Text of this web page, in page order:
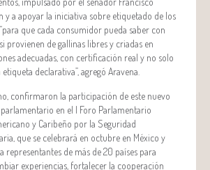
y a apoyar la iniciativa sobre etiquetado de los
que cada consumidor pueda saber con
provienen de gallinas libres y criadas en
adecuadas, con certificación real y no solo
declarativa”, agregó Aravena.
confirmaron la participación de este nuevo
en el I Foro Parlamentario
y Caribeño por la Seguridad
que se celebrará en octubre en México y
representantes de más de 20 países para
experiencias, fortalecer la cooperación